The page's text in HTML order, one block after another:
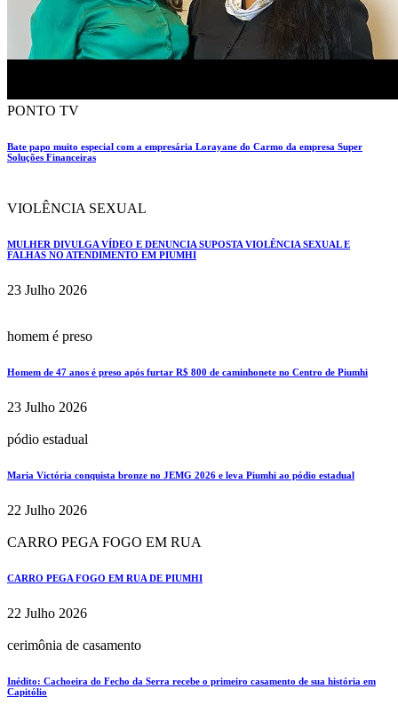
PONTO TV
Bate papo muito especial com a empresária Lorayane do Carmo da empresa Super
Soluções Financeiras
VIOLÊNCIA SEXUAL
MULHER DIVULGA VÍDEO E DENUNCIA SUPOSTA VIOLÊNCIA SEXUAL E
FALHAS NO ATENDIMENTO EM PIUMHI
23 Julho 2026
homem é preso
Homem de 47 anos é preso após furtar R$ 800 de caminhonete no Centro de Piumhi
23 Julho 2026
pódio estadual
Maria Victória conquista bronze no JEMG 2026 e leva Piumhi ao pódio estadual
22 Julho 2026
CARRO PEGA FOGO EM RUA
CARRO PEGA FOGO EM RUA DE PIUMHI
22 Julho 2026
cerimônia de casamento
Inédito: Cachoeira do Fecho da Serra recebe o primeiro casamento de sua história em
Capitólio